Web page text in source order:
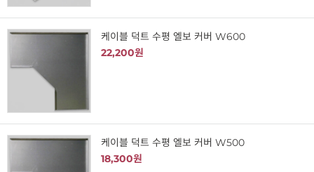
케이블 덕트 수평 엘보 커버 W600
22,200원
케이블 덕트 수평 엘보 커버 W500
18,300원